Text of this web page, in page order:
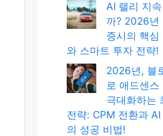
AI 랠리 지속
까? 2026년
증시의 핵심
와 스마트 투자 전략!
2026년, 블
로 애드센스
극대화하는
전략: CPM 전환과 AI
의 성공 비법!